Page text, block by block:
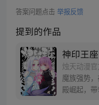
答案问题点击 举报反馈
提到的作品
神印王座
烛天动漫官
魔族强势
殿崛起，